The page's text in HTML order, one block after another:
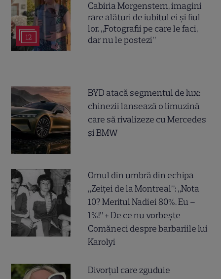
12
Cabiria Morgenstern, imagini
rare alături de iubitul ei și fiul
lor. „Fotografii pe care le faci,
dar nu le postezi”
BYD atacă segmentul de lux:
chinezii lansează o limuzină
care să rivalizeze cu Mercedes
și BMW
Omul din umbră din echipa
„Zeiței de la Montreal”: „Nota
10? Meritul Nadiei 80%. Eu –
1%!” + De ce nu vorbește
Comăneci despre barbariile lui
Karolyi
Divorțul care zguduie